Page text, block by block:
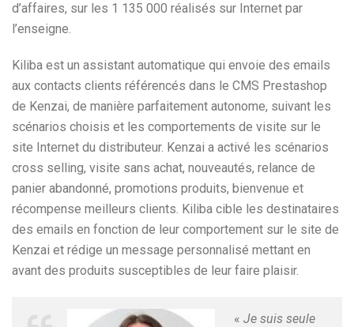
d’affaires, sur les 1 135 000 réalisés sur Internet par
l’enseigne.
Kiliba est un assistant automatique qui envoie des emails
aux contacts clients référencés dans le CMS Prestashop
de Kenzai, de manière parfaitement autonome, suivant les
scénarios choisis et les comportements de visite sur le
site Internet du distributeur. Kenzai a activé les scénarios
cross selling, visite sans achat, nouveautés, relance de
panier abandonné, promotions produits, bienvenue et
récompense meilleurs clients. Kiliba cible les destinataires
des emails en fonction de leur comportement sur le site de
Kenzai et rédige un message personnalisé mettant en
avant des produits susceptibles de leur faire plaisir.
« Je suis seule